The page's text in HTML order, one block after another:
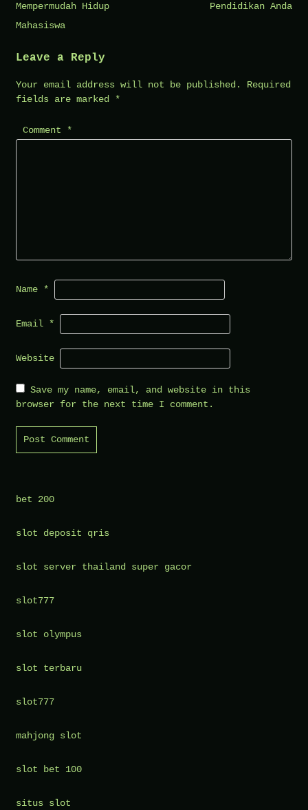
Mempermudah Hidup
Mahasiswa
Pendidikan Anda
Leave a Reply
Your email address will not be published.
Required
fields are marked *
Comment *
Name *
Email *
Website
Save my name, email, and website in this
browser for the next time I comment.
bet 200
slot deposit qris
slot server thailand super gacor
slot777
slot olympus
slot terbaru
slot777
mahjong slot
slot bet 100
situs slot